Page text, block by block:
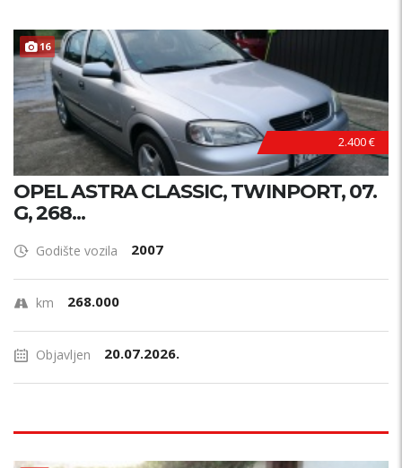
16
2.400 €
OPEL ASTRA CLASSIC, TWINPORT, 07.
G, 268...
Godište vozila 2007
km 268.000
Objavljen 20.07.2026.